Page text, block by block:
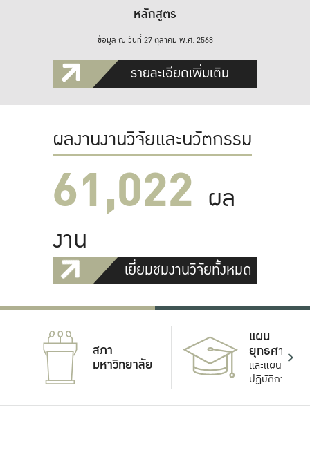
หลักสูตร
ข้อมูล ณ วันที่ 27 ตุลาคม พ.ศ. 2568
รายละเอียดเพิ่มเติม
ผลงานงานวิจัยและนวัตกรรม
61,022 ผล
งาน
เยี่ยมชมงานวิจัยทั้งหมด
สภา
มหาวิทยาลัย
แผน
ยุทธศาสตร์
และแผน
ปฏิบัติการ